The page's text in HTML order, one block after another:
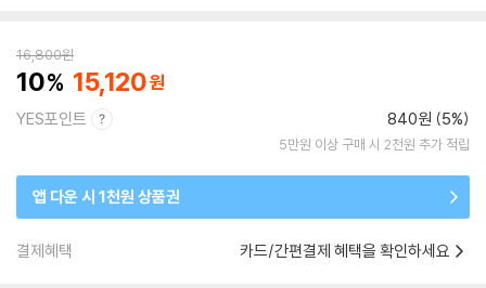
16,800원
10 15,120
YES포인트 840원 (5%)
5만원 이상 구매 시 2천원 추가 적립
앱 다운 시 1천원 상품권
결제혜택 카드/간편결제 혜택을 확인하세요